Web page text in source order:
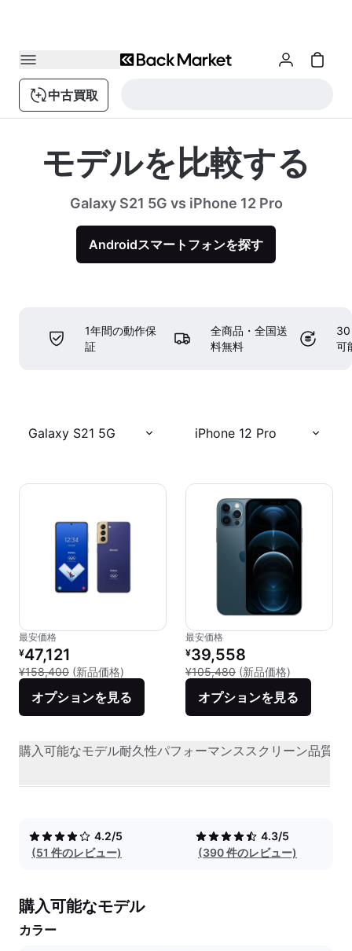
中古買取
モデルを比較する
Galaxy S21 5G vs iPhone 12 Pro
Androidスマートフォンを探す
1年間の動作保
証
全商品・全国送
料無料
30
可
Galaxy S21 5G iPhone 12 Pro
最安価格
リファービッシュ品の価格：
¥47,121
¥158,400 (新品価格) 新品との比較：¥158,400
オプションを見る
最安価格
リファービッシュ品の価格：
¥39,558
¥105,480 (新品価格)
オプションを見る
購入可能なモデル耐久性パフォーマンススクリーン品質
4.2/5
(51 件のレビュー)
4.3/5
(390 件のレビュー)
購入可能なモデル
カラー